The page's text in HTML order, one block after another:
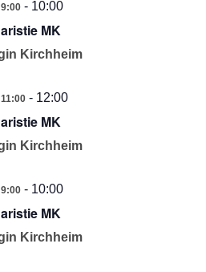
- 10:00
MK
Kirchheim
- 12:00
MK
Kirchheim
- 10:00
MK
Kirchheim